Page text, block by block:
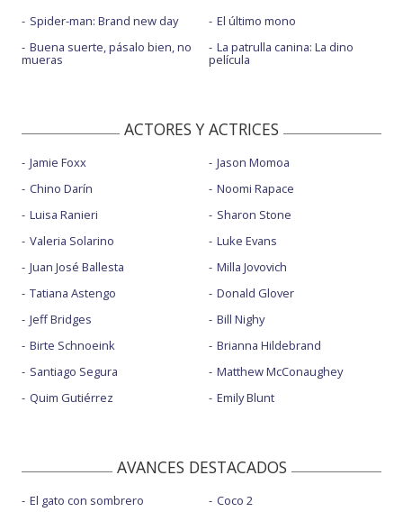
Spider-man: Brand new day
Buena suerte, pásalo bien, no
mueras
El último mono
La patrulla canina: La dino
película
ACTORES Y ACTRICES
Jamie Foxx
Chino Darín
Luisa Ranieri
Valeria Solarino
Juan José Ballesta
Tatiana Astengo
Jeff Bridges
Birte Schnoeink
Santiago Segura
Quim Gutiérrez
Jason Momoa
Noomi Rapace
Sharon Stone
Luke Evans
Milla Jovovich
Donald Glover
Bill Nighy
Brianna Hildebrand
Matthew McConaughey
Emily Blunt
AVANCES DESTACADOS
El gato con sombrero
Coco 2